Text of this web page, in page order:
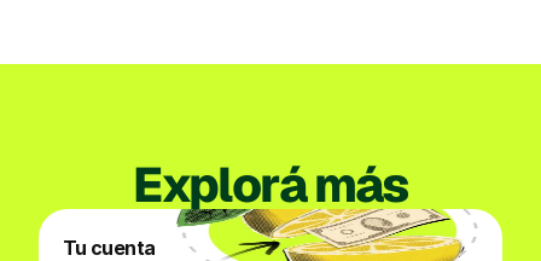
Explorá más
Tu cuenta